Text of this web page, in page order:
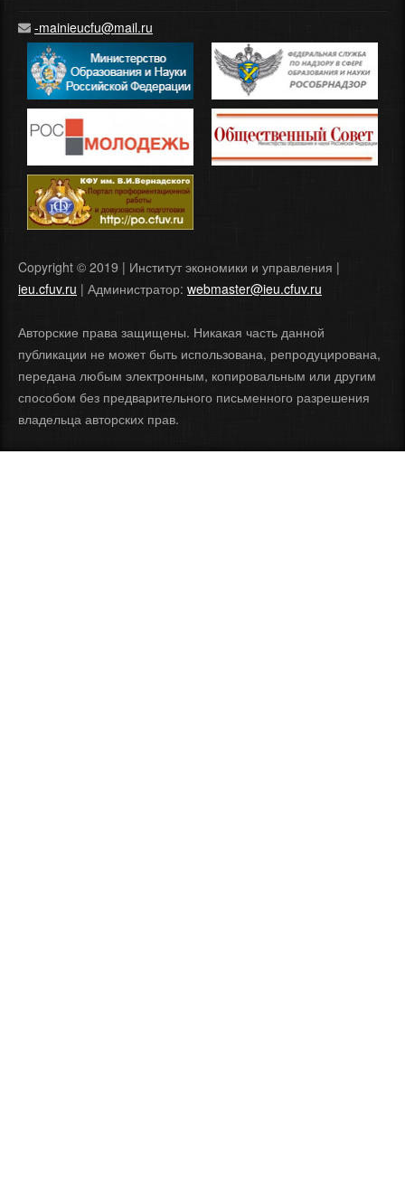
-mainieucfu@mail.ru
Copyright © 2019 | Институт экономики и управления |
ieu.cfuv.ru | Администратор: webmaster@ieu.cfuv.ru
Авторские права защищены. Никакая часть данной
публикации не может быть использована, репродуцирована,
передана любым электронным, копировальным или другим
способом без предварительного письменного разрешения
владельца авторских прав.